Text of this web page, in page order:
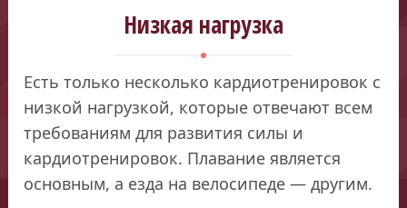
Низкая нагрузка
Есть только несколько кардиотренировок с
низкой нагрузкой, которые отвечают всем
требованиям для развития силы и
кардиотренировок. Плавание является
основным, а езда на велосипеде — другим.